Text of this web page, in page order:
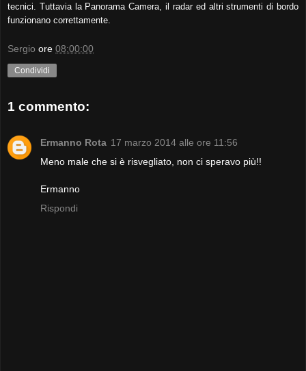
tecnici. Tuttavia la Panorama Camera, il radar ed altri strumenti di bordo
funzionano correttamente.
Sergio ore 08:00:00
Condividi
1 commento:
Ermanno Rota 17 marzo 2014 alle ore 11:56
Meno male che si è risvegliato, non ci speravo più!!
Ermanno
Rispondi